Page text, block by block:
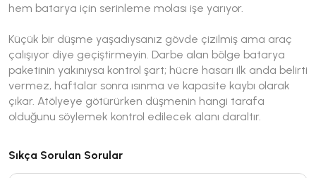
hem batarya için serinleme molası işe yarıyor.
Küçük bir düşme yaşadıysanız gövde çizilmiş ama araç
çalışıyor diye geçiştirmeyin. Darbe alan bölge batarya
paketinin yakınıysa kontrol şart; hücre hasarı ilk anda belirti
vermez, haftalar sonra ısınma ve kapasite kaybı olarak
çıkar. Atölyeye götürürken düşmenin hangi tarafa
olduğunu söylemek kontrol edilecek alanı daraltır.
Sıkça Sorulan Sorular